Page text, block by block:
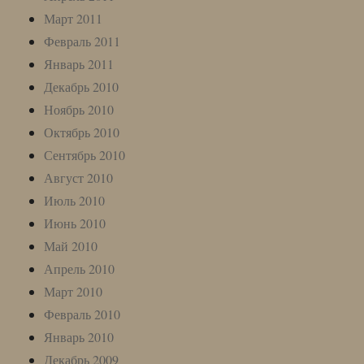
Март 2011
Февраль 2011
Январь 2011
Декабрь 2010
Ноябрь 2010
Октябрь 2010
Сентябрь 2010
Август 2010
Июль 2010
Июнь 2010
Май 2010
Апрель 2010
Март 2010
Февраль 2010
Январь 2010
Декабрь 2009